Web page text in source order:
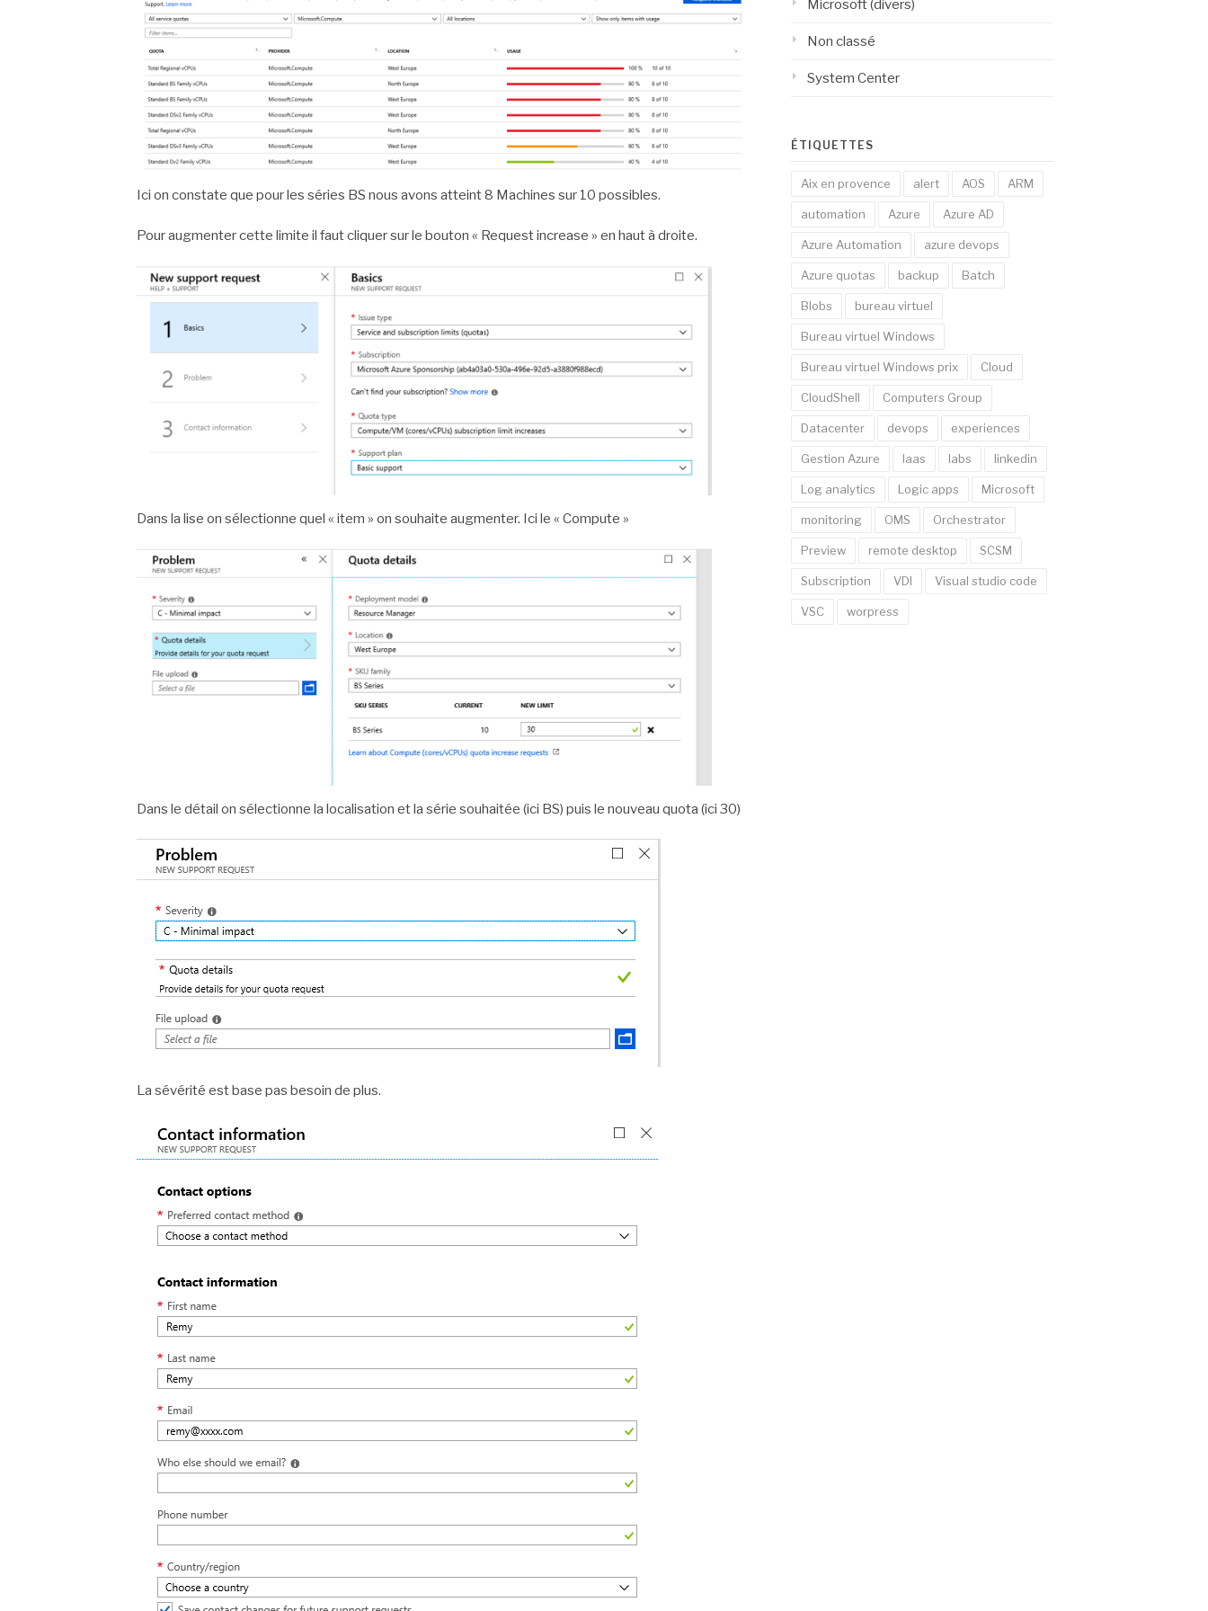
Ici on constate que pour les séries BS nous avons atteint 8 Machines sur 10 possibles.
Pour augmenter cette limite il faut cliquer sur le bouton « Request increase » en haut à droite.
Dans la lise on sélectionne quel « item » on souhaite augmenter. Ici le « Compute »
Dans le détail on sélectionne la localisation et la série souhaitée (ici BS) puis le nouveau quota (ici 30)
La sévérité est base pas besoin de plus.
Microsoft (divers)
Non classé
System Center
ÉTIQUETTES
Aix en provence alert AOS ARM
automation Azure Azure AD
Azure Automation azure devops
Azure quotas backup Batch
Blobs bureau virtuel
Bureau virtuel Windows
Bureau virtuel Windows prix Cloud
CloudShell Computers Group
Datacenter devops experiences
Gestion Azure Iaas labs linkedin
Log analytics Logic apps Microsoft
monitoring OMS Orchestrator
Preview remote desktop SCSM
Subscription VDI Visual studio code
VSC worpress